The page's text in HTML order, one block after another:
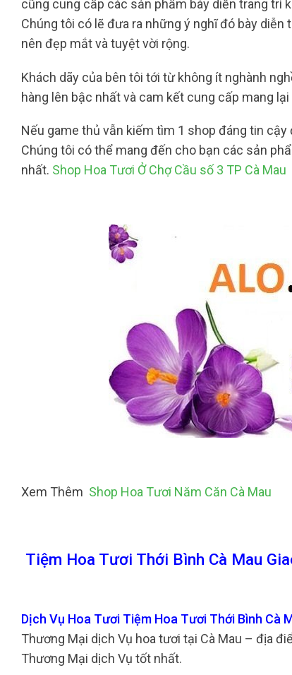
cũng cung cấp các sản phẩm bày diễn trang trí
Chúng tôi có lẽ đưa ra những ý nghĩ đó bày
nên đẹp mắt và tuyệt vời rộng.
Khách dãy của bên tôi tới từ không ít nghành
hàng lên bậc nhất và cam kết cung cấp mang
Nếu game thủ vẫn kiếm tìm 1 shop đáng tin cậy
Chúng tôi có thể mang đến cho bạn các sản
nhất. Shop Hoa Tươi Ở Chợ Cầu số 3 TP Cà Mau
Xem Thêm Shop Hoa Tươi Năm Căn Cà Mau
Tiệm Hoa Tươi Thới Bình Cà Mau
Dịch Vụ Hoa Tươi Tiệm Hoa Tươi Thới Bình Cà
Thương Mại dịch Vụ hoa tươi tại Cà Mau – địa
Thương Mại dịch Vụ tốt nhất.